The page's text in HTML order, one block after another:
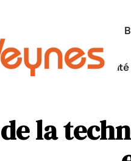
Parentalité
la